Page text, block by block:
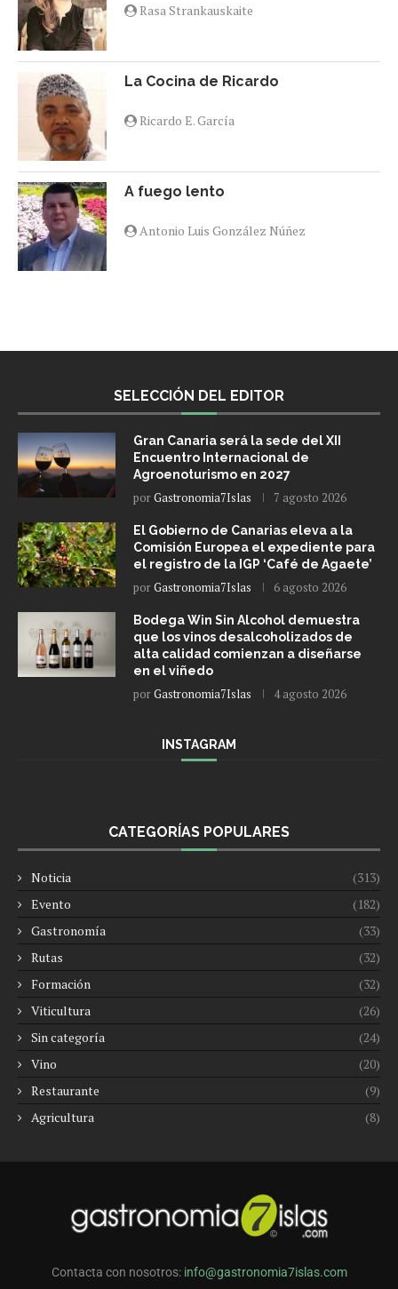
Rasa Strankauskaite
La Cocina de Ricardo
Ricardo E. García
A fuego lento
Antonio Luis González Núñez
SELECCIÓN DEL EDITOR
Gran Canaria será la sede del XII
Encuentro Internacional de
Agroenoturismo en 2027
porGastronomia7Islas 7 agosto 2026
El Gobierno de Canarias eleva a la
Comisión Europea el expediente para
el registro de la IGP ‘Café de Agaete’
porGastronomia7Islas 6 agosto 2026
Bodega Win Sin Alcohol demuestra
que los vinos desalcoholizados de
alta calidad comienzan a diseñarse
en el viñedo
porGastronomia7Islas 4 agosto 2026
INSTAGRAM
CATEGORÍAS POPULARES
Noticia
(313)
Evento
(182)
Gastronomía
(33)
Rutas
(32)
Formación
(32)
Viticultura
(26)
Sin categoría
(24)
Vino
(20)
Restaurante
(9)
Agricultura
(8)
Contacta con nosotros: info@gastronomia7islas.com